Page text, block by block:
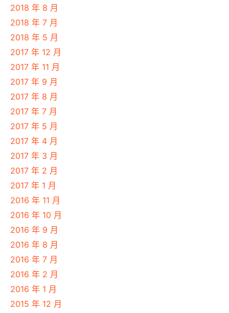
2018 年 8 月
2018 年 7 月
2018 年 5 月
2017 年 12 月
2017 年 11 月
2017 年 9 月
2017 年 8 月
2017 年 7 月
2017 年 5 月
2017 年 4 月
2017 年 3 月
2017 年 2 月
2017 年 1 月
2016 年 11 月
2016 年 10 月
2016 年 9 月
2016 年 8 月
2016 年 7 月
2016 年 2 月
2016 年 1 月
2015 年 12 月